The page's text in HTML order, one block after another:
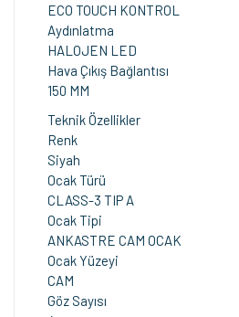
ECO TOUCH KONTROL
Aydınlatma
HALOJEN LED
Hava Çıkış Bağlantısı
150 MM
Teknik Özellikler
Renk
Siyah
Ocak Türü
CLASS-3 TIP A
Ocak Tipi
ANKASTRE CAM OCAK
Ocak Yüzeyi
CAM
Göz Sayısı